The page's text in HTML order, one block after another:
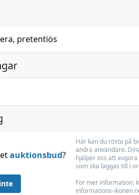
, pretentiös
auktionsbud?
Här kan du rösta på
andra användare.
hjälper oss att
som ska läggas till i
För mer information,
informations-ikonen